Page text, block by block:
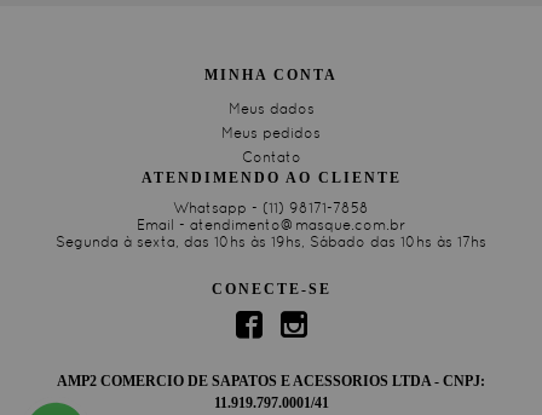
MINHA CONTA
Meus dados
Meus pedidos
Contato
ATENDIMENDO AO CLIENTE
Whatsapp - (11) 98171-7858
Email - atendimento@masque.com.br
Segunda à sexta, das 10hs às 19hs, Sábado das 10hs às 17hs
CONECTE-SE
AMP2 COMERCIO DE SAPATOS E ACESSORIOS LTDA - CNPJ:
11.919.797.0001/41